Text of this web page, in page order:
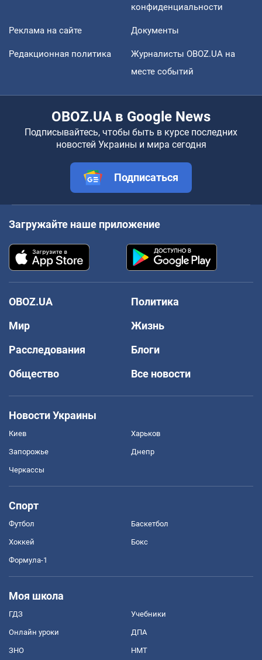
конфиденциальности
Реклама на сайте Документы
Редакционная политика
Журналисты OBOZ.UA на
месте событий
OBOZ.UA в Google News
Подписывайтесь, чтобы быть в курсе последних
новостей Украины и мира сегодня
Подписаться
Загружайте наше приложение
OBOZ.UA
Политика
Мир
Жизнь
Расследования
Блоги
Общество
Все новости
Новости Украины
Киев Харьков
Запорожье Днепр
Черкассы
Спорт
Футбол Баскетбол
Хоккей Бокс
Формула-1
Моя школа
ГДЗ Учебники
Онлайн уроки ДПА
ЗНО НМТ